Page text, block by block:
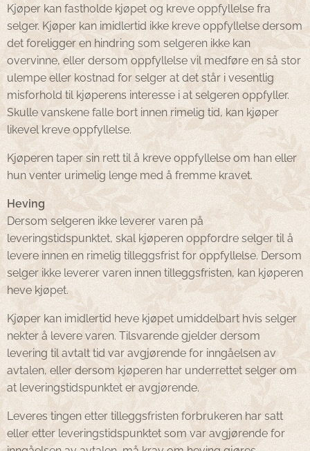
Kjøper kan fastholde kjøpet og kreve oppfyllelse fra
selger. Kjøper kan imidlertid ikke kreve oppfyllelse dersom
det foreligger en hindring som selgeren ikke kan
overvinne, eller dersom oppfyllelse vil medføre en så stor
ulempe eller kostnad for selger at det står i vesentlig
misforhold til kjøperens interesse i at selgeren oppfyller.
Skulle vanskene falle bort innen rimelig tid, kan kjøper
likevel kreve oppfyllelse.
Kjøperen taper sin rett til å kreve oppfyllelse om han eller
hun venter urimelig lenge med å fremme kravet.
Heving
Dersom selgeren ikke leverer varen på
leveringstidspunktet, skal kjøperen oppfordre selger til å
levere innen en rimelig tilleggsfrist for oppfyllelse. Dersom
selger ikke leverer varen innen tilleggsfristen, kan kjøperen
heve kjøpet.
Kjøper kan imidlertid heve kjøpet umiddelbart hvis selger
nekter å levere varen. Tilsvarende gjelder dersom
levering til avtalt tid var avgjørende for inngåelsen av
avtalen, eller dersom kjøperen har underrettet selger om
at leveringstidspunktet er avgjørende.
Leveres tingen etter tilleggsfristen forbrukeren har satt
eller etter leveringstidspunktet som var avgjørende for